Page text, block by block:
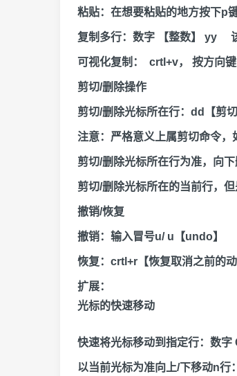
粘贴：在想要粘贴的地方按下p
复制多行：数字 【整数】 yy
可视化复制： crtl+v， 按方向
剪切/删除操作
剪切/删除光标所在行：dd【剪
注意：严格意义上属剪切命令
剪切/删除光标所在行为准，向
剪切/删除光标所在的当前行，
撤销/恢复
撤销：输入冒号u/ u【undo】
恢复：crtl+r【恢复取消之前的动
扩展：
光标的快速移动
快速将光标移动到指定行：数字
以当前光标为准向上/下移动n行